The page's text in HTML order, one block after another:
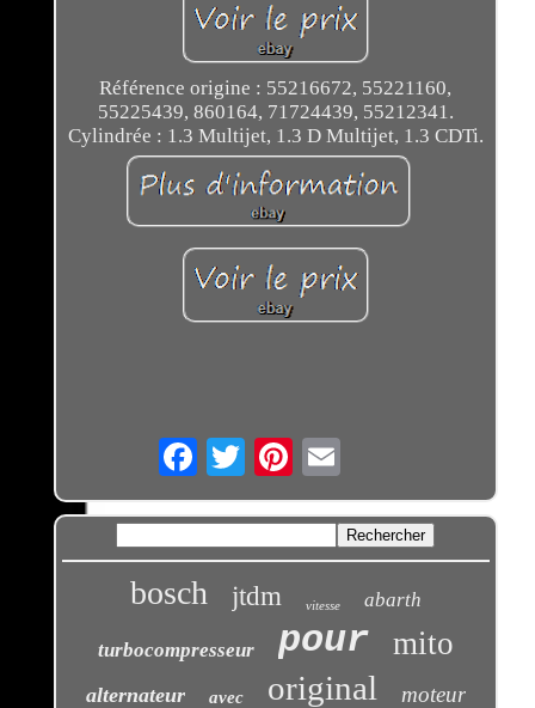
Référence origine : 55216672, 55221160,
55225439, 860164, 71724439, 55212341.
Cylindrée : 1.3 Multijet, 1.3 D Multijet, 1.3 CDTi.
Email
bosch jtdm vitesse abarth
turbocompresseur pour mito
alternateur avec original moteur